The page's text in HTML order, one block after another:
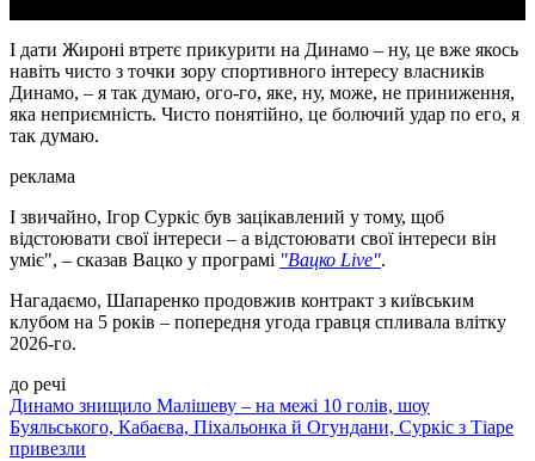
І дати Жироні втретє прикурити на Динамо – ну, це вже якось
навіть чисто з точки зору спортивного інтересу власників
Динамо, – я так думаю, ого-го, яке, ну, може, не приниження,
яка неприємність. Чисто понятійно, це болючий удар по его, я
так думаю.
реклама
І звичайно, Ігор Суркіс був зацікавлений у тому, щоб
відстоювати свої інтереси – а відстоювати свої інтереси він
уміє", – сказав Вацко у програмі "Вацко Live".
Нагадаємо, Шапаренко продовжив контракт з київським
клубом на 5 років – попередня угода гравця спливала влітку
2026-го.
до речі
Динамо знищило Малішеву – на межі 10 голів, шоу
Буяльського, Кабаєва, Піхальонка й Огундани, Суркіс з Тіаре
привезли